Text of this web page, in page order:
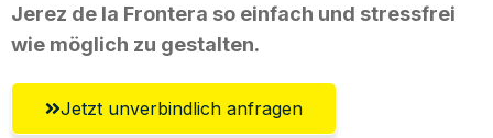
Jerez de la Frontera so einfach und stressfrei
wie möglich zu gestalten.
Jetzt unverbindlich anfragen